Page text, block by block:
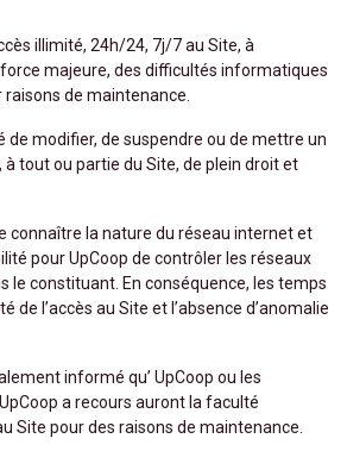
illimité, 24h/24, 7j/7 au Site, à
force majeure, des difficultés informatiques
de maintenance.
de modifier, de suspendre ou de mettre un
tout ou partie du Site, de plein droit et
connaître la nature du réseau internet et
pour UpCoop de contrôler les réseaux
le constituant. En conséquence, les temps
de l’accès au Site et l’absence d’anomalie
informé qu’ UpCoop ou les
a recours auront la faculté
Site pour des raisons de maintenance.